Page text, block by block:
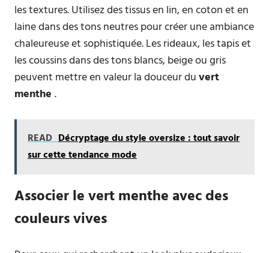
les textures. Utilisez des tissus en lin, en coton et en
laine dans des tons neutres pour créer une ambiance
chaleureuse et sophistiquée. Les rideaux, les tapis et
les coussins dans des tons blancs, beige ou gris
peuvent mettre en valeur la douceur duvert
menthe .
READ Décryptage du style oversize : tout savoir
sur cette tendance mode
Associer le vert menthe avec des
couleurs vives